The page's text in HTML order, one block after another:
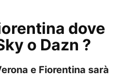
dove
o Dazn ?
e Fiorentina sarà